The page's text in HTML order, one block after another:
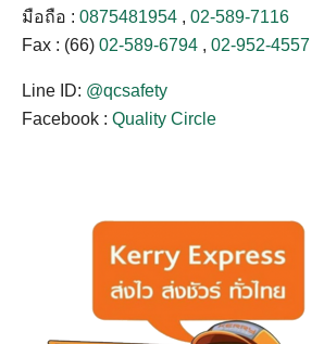
มือถือ : 0875481954 , 02-589-7116
Fax : (66) 02-589-6794 , 02-952-4557
Line ID: @qcsafety
Facebook : Quality Circle